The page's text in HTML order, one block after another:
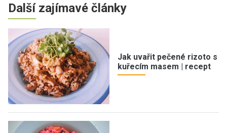
Další zajímavé články
Jak uvařit pečené rizoto s
kuřecím masem | recept